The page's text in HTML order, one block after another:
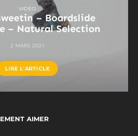
VIDEO
– Boardslide
– Natural Selection
2 MARS 2021
LIRE L'ARTICLE
AIMER